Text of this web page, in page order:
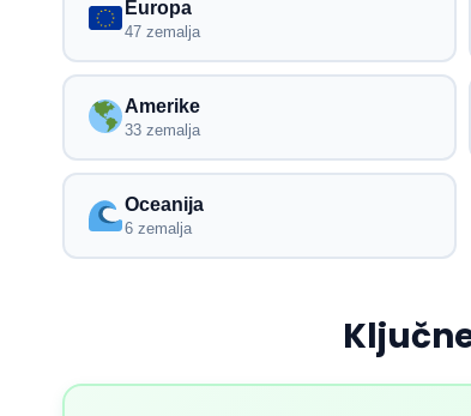
Europa
47 zemalja
Amerike
33 zemalja
Oceanija
6 zemalja